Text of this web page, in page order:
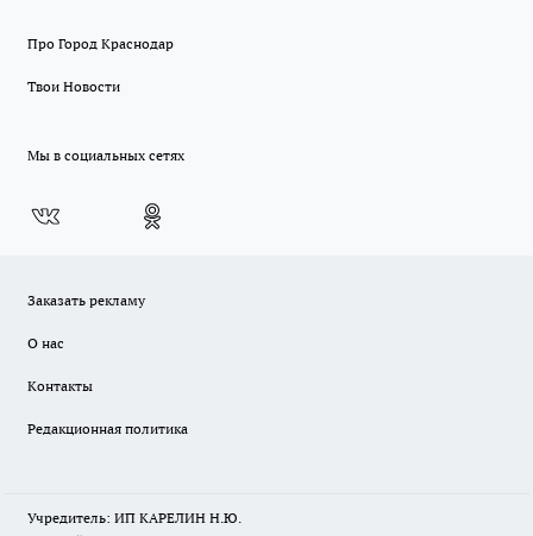
Про Город Краснодар
Твои Новости
Мы в социальных сетях
Заказать рекламу
О нас
Контакты
Редакционная политика
Учредитель: ИП КАРЕЛИН Н.Ю.